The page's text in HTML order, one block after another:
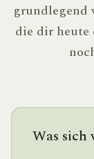
grundlegend
die dir
Was sich